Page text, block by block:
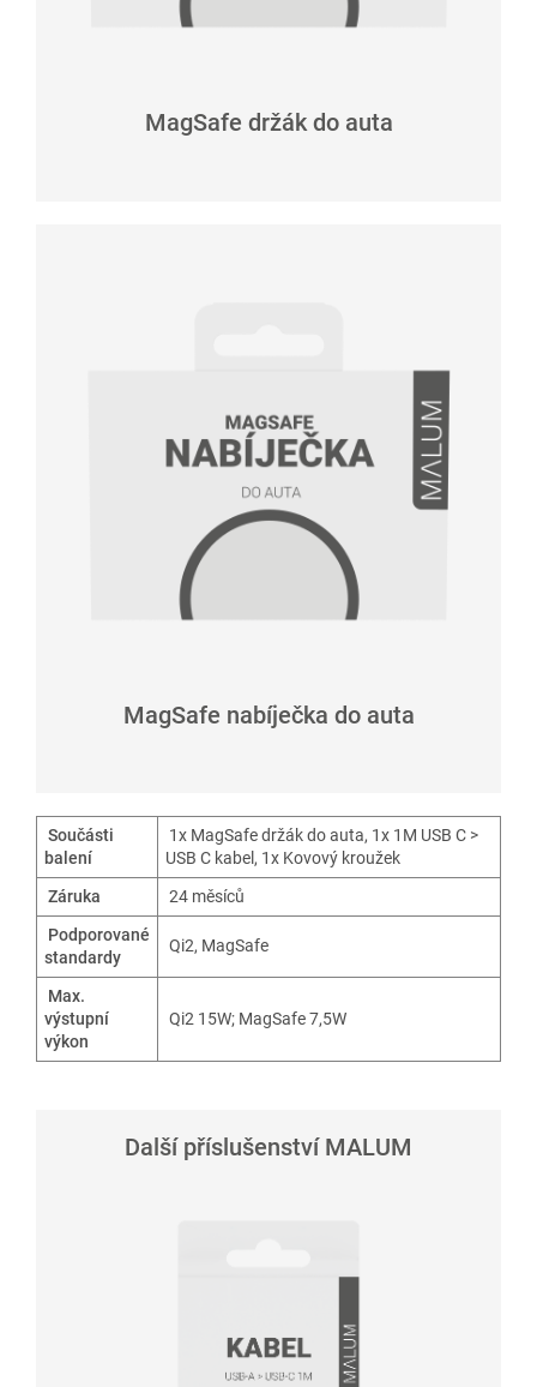
MagSafe držák do auta
MagSafe nabíječka do auta
Součásti
balení
1x MagSafe držák do auta, 1x 1M USB C >
USB C kabel, 1x Kovový kroužek
Záruka
24 měsíců
Podporované
standardy
Qi2, MagSafe
Max.
výstupní
výkon
Qi2 15W; MagSafe 7,5W
Další příslušenství MALUM